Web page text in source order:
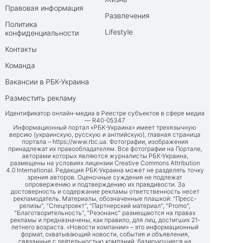
Правовая информация
Политика
конфиденциальности
Контакты
Команда
Вакансии в РБК-Украина
Разместить рекламу
Развлечения
Lifestyle
Идентификатор онлайн-медиа в Реестре субъектов в сфере медиа
— R40-05347
Информационный портал «РБК-Украина» имеет трехязычную
версию (украинскую, русскую и английскую), главная страница
портала – https://www.rbc.ua. Фотографии, изображения
принадлежат их правообладателям. Все фотографии на Портале,
авторами которых являются журналисты РБК-Украина,
размещены на условиях лицензии Creative Commons Attribution
4.0 International. Редакция РБК-Украина может не разделять точку
зрения авторов. Оценочные суждения не подлежат
опровержению и подтверждению их правдивости. За
достоверность и содержание рекламы ответственность несет
рекламодатель. Материалы, обозначенные плашкой: "Пресс-
релизы", "Спецпроект", "Партнерский материал", "Promo",
"Благотворительность", "Резонанс" размещаются на правах
рекламы и предназначены, как правило, для лиц, достигших 21-
летнего возраста. «Новости компании» – это информационный
формат, охватывающий новости, события и объявления,
связанные с деятельностью компаний, базирующиеся на